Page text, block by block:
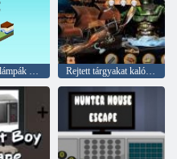
Izometrikus lámpák mozognak Rejtett tárgyakat kalóz kincs